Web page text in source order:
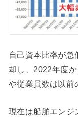
自己資本比率が
却し、2022年度
や従業員数は以前
現在は船舶エンジ